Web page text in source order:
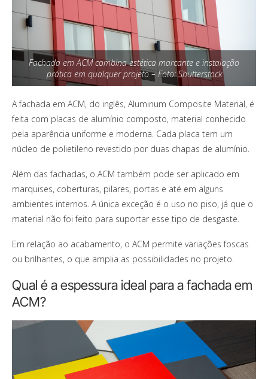
Fachada em ACM combina estética marcante e instalação
prática em qualquer projeto – Foto: Shutterstock
A fachada em ACM, do inglês, Aluminum Composite Material, é
feita com placas de alumínio composto, material conhecido
pela aparência uniforme e moderna. Cada placa tem um
núcleo de polietileno revestido por duas chapas de alumínio.
Além das fachadas, o ACM também pode ser aplicado em
marquises, coberturas, pilares, portas e até em alguns
ambientes internos. A única exceção é o uso no piso, já que o
material não foi feito para suportar esse tipo de desgaste.
Em relação ao acabamento, o ACM permite variações foscas
ou brilhantes, o que amplia as possibilidades no projeto.
Qual é a espessura ideal para a fachada em
ACM?